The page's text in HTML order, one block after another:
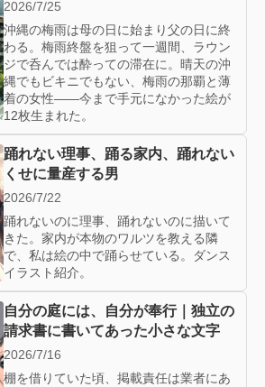
2026/7/25
沖縄の梅雨は母の日に始まり父の日に終
わる。梅雨終盤を狙って一週間、ラウン
ジで呑んでは酔っての滞在に。晴天の沖
縄でもビキニでもない、梅雨の那覇と薄
着の女性——今まで手元になかった絵が
12枚生まれた。
踊れない理事、踊る家内、踊れない
くせに量産する男
2026/7/22
踊れないのに理事、踊れないのに描いて
きた。家内が本物のワルツを教える隣
で、私は絵の中で踊らせている。ダンス
イラスト紹介。
自分の庭には、自分が奉行｜独立の
請求書に書いてあった小さな文字
2026/7/16
棚を借りていた頃、掲載責任は業者にあ